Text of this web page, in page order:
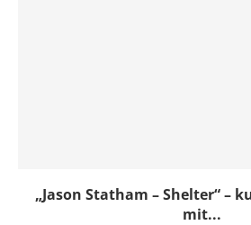
„Jason Statham – Shelter“ –
mit...